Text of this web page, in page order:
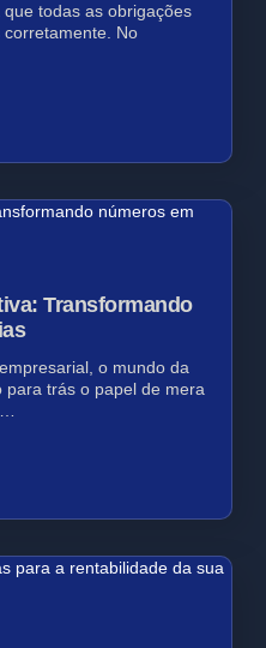
todas as obrigações
No
Transformando
o mundo da
trás o papel de mera